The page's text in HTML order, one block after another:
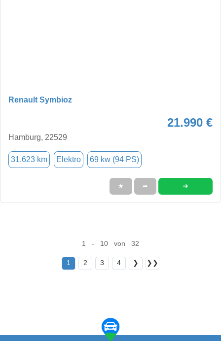
Renault Symbioz
21.990 €
Hamburg, 22529
31.623 km Elektro 69 kw (94 PS)
★ ➦ ➜
1 - 10 von 32
1 2 3 4 ❯ ❯❯